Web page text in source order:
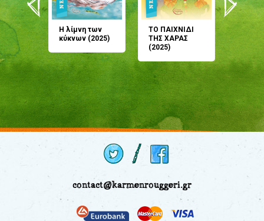
Η λίμνη των
κύκνων (2025)
ΤΟ ΠΑΙΧΝΙΔΙ
ΤΗΣ ΧΑΡΑΣ
(2025)
μου;
(2024)
contact@karmenrouggeri.gr